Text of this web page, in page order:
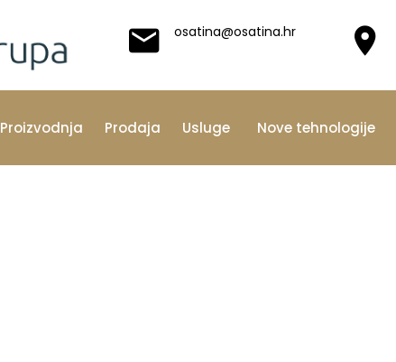
osatina@osatina.hr
Proizvodnja Prodaja Usluge Nove tehnologije